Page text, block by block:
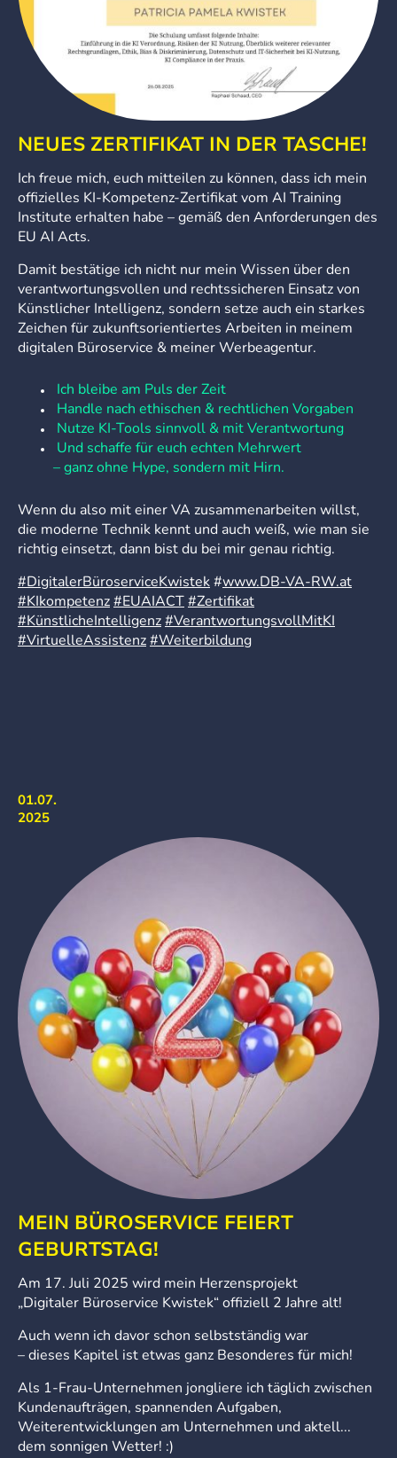
Ich freue mich, euch mitteilen zu können, dass ich mein
offizielles KI-Kompetenz-Zertifikat vom AI Training
Institute erhalten habe – gemäß den Anforderungen des
EU AI Acts.
Damit bestätige ich nicht nur mein Wissen über den
verantwortungsvollen und rechtssicheren Einsatz von
Künstlicher Intelligenz, sondern setze auch ein starkes
Zeichen für zukunftsorientiertes Arbeiten in meinem
digitalen Büroservice & meiner Werbeagentur.
Ich bleibe am Puls der Zeit
Handle nach ethischen & rechtlichen Vorgaben
Nutze KI-Tools sinnvoll & mit Verantwortung
Und schaffe für euch echten Mehrwert
– ganz ohne Hype, sondern mit Hirn.
Wenn du also mit einer VA zusammenarbeiten willst,
die moderne Technik kennt und auch weiß, wie man sie
richtig einsetzt, dann bist du bei mir genau richtig.
#DigitalerBüroserviceKwistek#www.DB-VA-RW.at
#KIkompetenz#EUAIACT#Zertifikat
#KünstlicheIntelligenz#VerantwortungsvollMitKI
#VirtuelleAssistenz#Weiterbildung
NEUES ZERTIFIKAT IN DER TASCHE!
01.07.
2025
Am 17. Juli 2025 wird mein Herzensprojekt
„Digitaler Büroservice Kwistek“ offiziell 2 Jahre alt!
Auch wenn ich davor schon selbstständig war
– dieses Kapitel ist etwas ganz Besonderes für mich!
Als 1-Frau-Unternehmen jongliere ich täglich zwischen
Kundenaufträgen, spannenden Aufgaben,
Weiterentwicklungen am Unternehmen und aktell...
dem sonnigen Wetter! :)
MEIN BÜROSERVICE FEIERT
GEBURTSTAG!